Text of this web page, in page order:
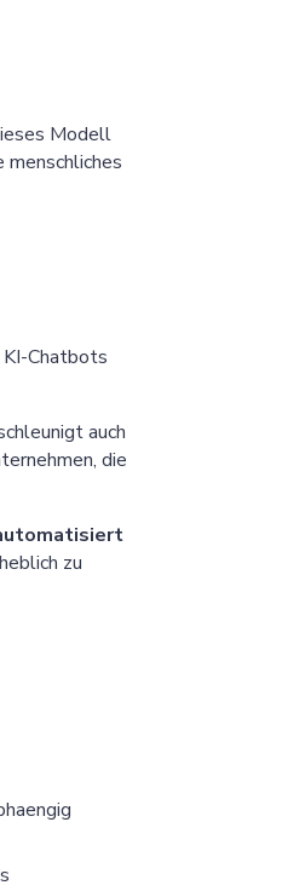
Modell
KI-Chatbots
auch
die
zu